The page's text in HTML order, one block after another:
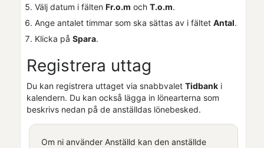
Välj datum i fälten Fr.o.m och T.o.m.
Ange antalet timmar som ska sättas av i fältet Antal.
Klicka på Spara.
Registrera uttag
Du kan registrera uttaget via snabbvalet Tidbank i
kalendern. Du kan också lägga in lönearterna som
beskrivs nedan på de anställdas lönebesked.
Om ni använder Anställd kan den anställde